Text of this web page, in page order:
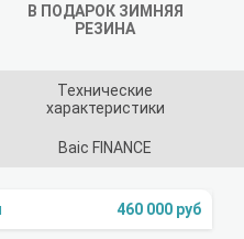
В ПОДАРОК ЗИМНЯЯ
РЕЗИНА
Технические
характеристики
Baic FINANCE
460 000 руб